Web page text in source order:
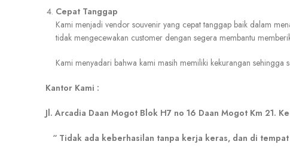
Cepat Tanggap
Kami menjadi vendor souvenir yang cepat tanggap baik dalam
tidak mengecewakan customer dengan segera membantu
Kami menyadari bahwa kami masih memiliki kekurangan
Kantor Kami :
Jl. Arcadia Daan Mogot Blok H7 no 16 Daan Mogot Km 21.
“ Tidak ada keberhasilan tanpa kerja keras, dan di